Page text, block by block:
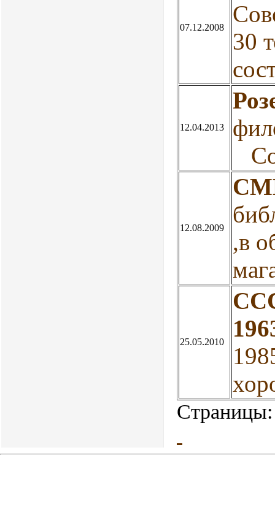
07.12.2008
30
12.04.2013
12.08.2009
,в
25.05.2010